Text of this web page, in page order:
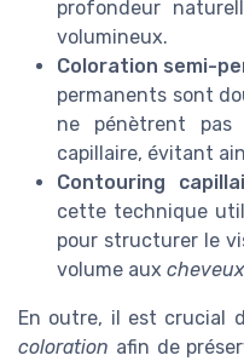
profondeur
volumineux.
Coloration semi-
permanents sont
ne pénètrent pas
capillaire, évitant
Contouring
cette technique
pour structurer le
volume aux
En outre, il est crucial
coloration afin de